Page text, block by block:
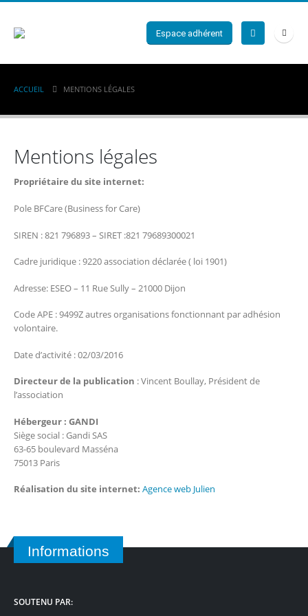
Espace adhérent
ACCUEIL MENTIONS LÉGALES
Mentions légales
Propriétaire du site internet:
Pole BFCare (Business for Care)
SIREN : 821 796893 – SIRET :821 79689300021
Cadre juridique : 9220 association déclarée ( loi 1901)
Adresse: ESEO – 11 Rue Sully – 21000 Dijon
Code APE : 9499Z autres organisations fonctionnant par adhésion
volontaire.
Date d’activité : 02/03/2016
Directeur de la publication : Vincent Boullay, Président de
l’association
Hébergeur : GANDI
Siège social : Gandi SAS
63-65 boulevard Masséna
75013 Paris
Réalisation du site internet: Agence web Julien
Informations
SOUTENU PAR: